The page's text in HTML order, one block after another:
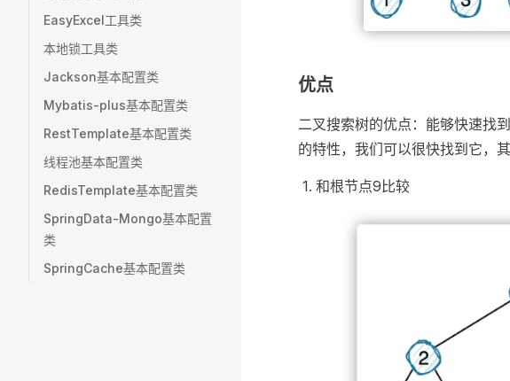
EasyExcel工具类
本地锁工具类
Jackson基本配置类
Mybatis-plus基本配置类
RestTemplate基本配置类
线程池基本配置类
RedisTemplate基本配置类
SpringData-Mongo基本配置
类
SpringCache基本配置类
优点
二叉搜索树的优点：能够快速找
的特性，我们可以很快找到它，
和根节点9比较